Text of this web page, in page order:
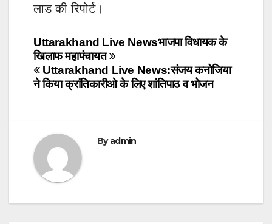
लाड की रिपोर्ट।
Post
navigation
Uttarakhand Live Newsभाजपा विधायक के
खिलाफ महापंचायत
Uttarakhand Live News:संजय कनोजिया
ने किया क्रांतिकारीओ के लिए शांतिपाठ व भोजन
Byadmin